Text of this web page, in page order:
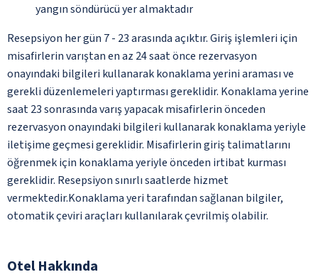
yangın söndürücü yer almaktadır
Resepsiyon her gün 7 - 23 arasında açıktır. Giriş işlemleri için
misafirlerin varıştan en az 24 saat önce rezervasyon
onayındaki bilgileri kullanarak konaklama yerini araması ve
gerekli düzenlemeleri yaptırması gereklidir. Konaklama yerine
saat 23 sonrasında varış yapacak misafirlerin önceden
rezervasyon onayındaki bilgileri kullanarak konaklama yeriyle
iletişime geçmesi gereklidir. Misafirlerin giriş talimatlarını
öğrenmek için konaklama yeriyle önceden irtibat kurması
gereklidir. Resepsiyon sınırlı saatlerde hizmet
vermektedir.Konaklama yeri tarafından sağlanan bilgiler,
otomatik çeviri araçları kullanılarak çevrilmiş olabilir.
Otel Hakkında